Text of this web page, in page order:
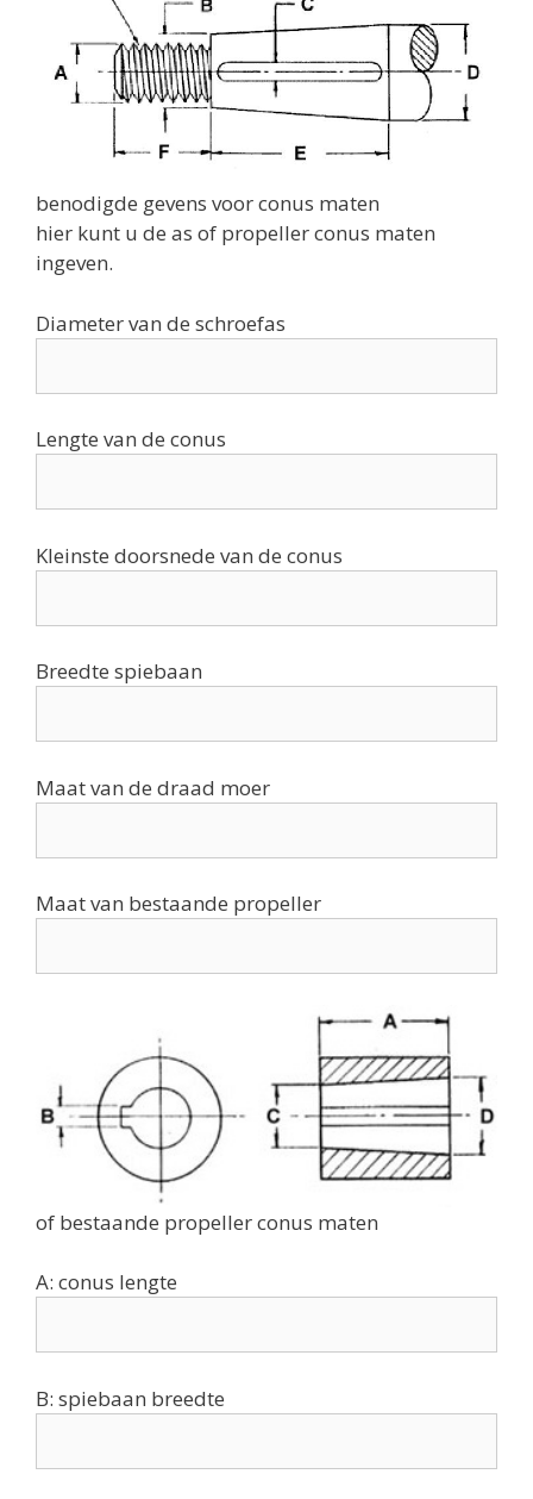
benodigde gevens voor conus maten
hier kunt u de as of propeller conus maten
ingeven.
Diameter van de schroefas
Lengte van de conus
Kleinste doorsnede van de conus
Breedte spiebaan
Maat van de draad moer
Maat van bestaande propeller
of bestaande propeller conus maten
A: conus lengte
B: spiebaan breedte